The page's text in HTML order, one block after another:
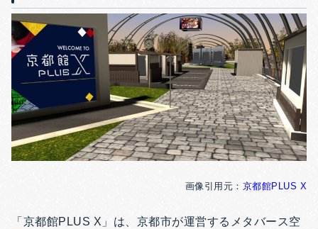
画像引用元： 京都館PLUS X
「京都館PLUS X」は、京都市が運営するメタバース空